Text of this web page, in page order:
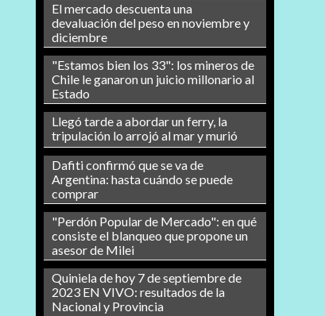
El mercado descuenta una
devaluación del peso en noviembre y
diciembre
"Estamos bien los 33": los mineros de
Chile le ganaron un juicio millonario al
Estado
Llegó tarde a abordar un ferry, la
tripulación lo arrojó al mar y murió
Dafiti confirmó que se va de
Argentina: hasta cuándo se puede
comprar
"Perdón Popular de Mercado": en qué
consiste el blanqueo que propone un
asesor de Milei
Quiniela de hoy 7 de septiembre de
2023 EN VIVO: resultados de la
Nacional y Provincia